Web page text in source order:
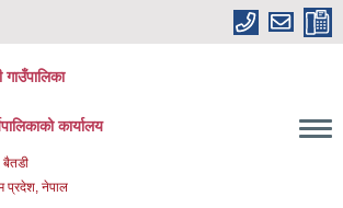
गाउँपालिका
कार्यालय
बैतडी
प्रदेश, नेपाल